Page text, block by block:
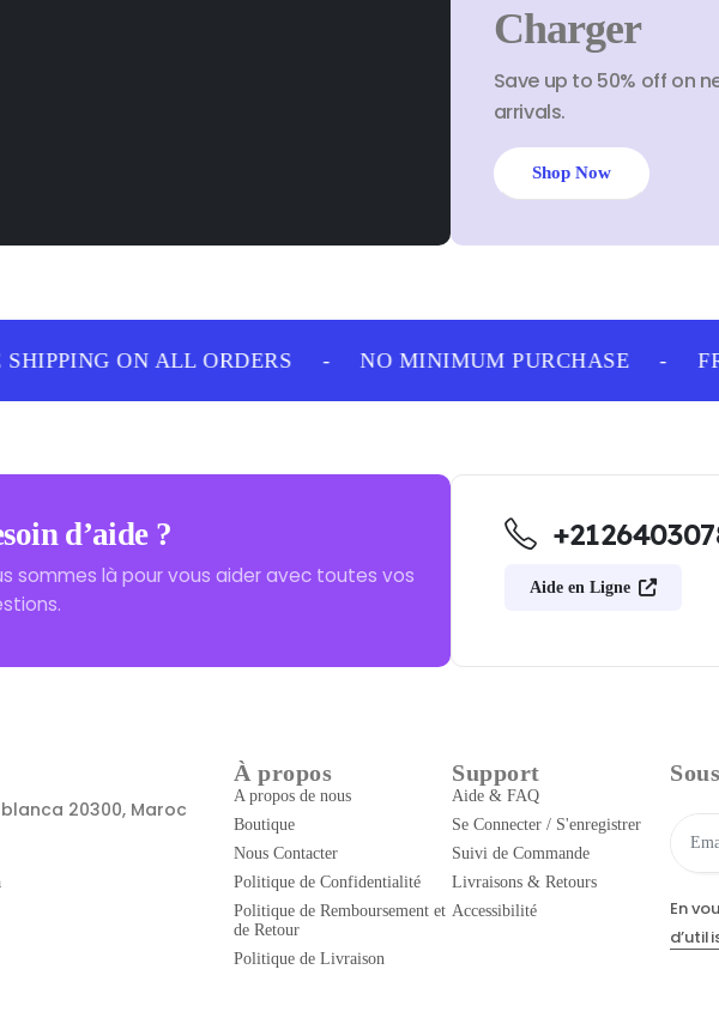
Charger
Save up to 50% off on
arrivals.
Shop Now
ON ALL ORDERS NO MINIMUM PURCHASE
d’aide ?
sommes là pour vous aider avec toutes vos
Aide en Ligne
20300, Maroc
À propos
A propos de nous
Boutique
Nous Contacter
Politique de Confidentialité
Politique de Remboursement et
de Retour
Politique de Livraison
Support
Aide & FAQ
Se Connecter / S'enregistrer
Suivi de Commande
Livraisons & Retours
Accessibilité
En